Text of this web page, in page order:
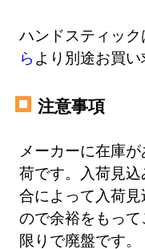
ハンドスティック
ら より別途お買い
注意事項
メーカーに在庫
荷です。入荷見
合によって入荷
ので余裕をもっ
限りで廃盤です。